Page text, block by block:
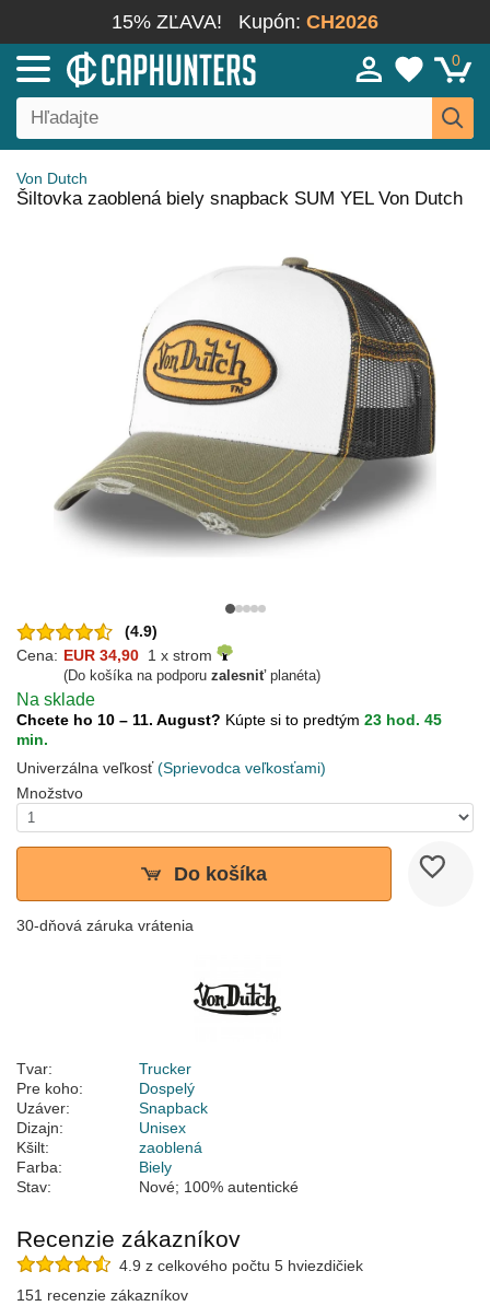
15% ZĽAVA! Kupón: CH2026
0
Von Dutch
Šiltovka zaoblená biely snapback SUM YEL Von Dutch
(4.9)
Cena: EUR 34,90 1 x strom
(Do košíka na podporu zalesniťplanéta)
Na sklade
Chcete ho 10 – 11. August? Kúpte si to predtým 23 hod. 45
min.
Univerzálna veľkosť(Sprievodca veľkosťami)
Množstvo
Do košíka
30-dňová záruka vrátenia
Tvar:
Trucker
Pre koho:
Dospelý
Uzáver:
Snapback
Dizajn:
Unisex
Kšilt:
zaoblená
Farba:
Biely
Stav:
Nové; 100% autentické
Recenzie zákazníkov
4.9 z celkového počtu 5 hviezdičiek
151 recenzie zákazníkov